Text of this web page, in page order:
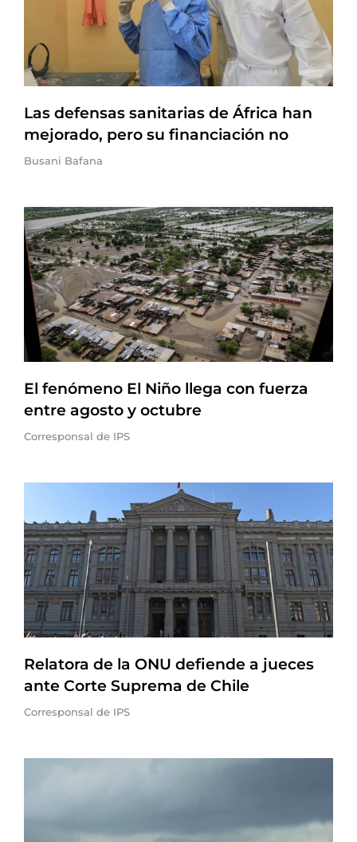
Las defensas sanitarias de África han
mejorado, pero su financiación no
Busani Bafana
El fenómeno El Niño llega con fuerza
entre agosto y octubre
Corresponsal de IPS
Relatora de la ONU defiende a jueces
ante Corte Suprema de Chile
Corresponsal de IPS